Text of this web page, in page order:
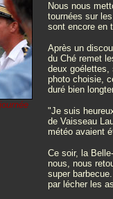
Nous nous
tournées sur
sont encore en
Après un
du Ché remet
deux goélettes,
photo choisie,
duré bien
"Je suis
de Vaisseau
météo avaient
Ce soir, la
nous, nous
super
par lécher les